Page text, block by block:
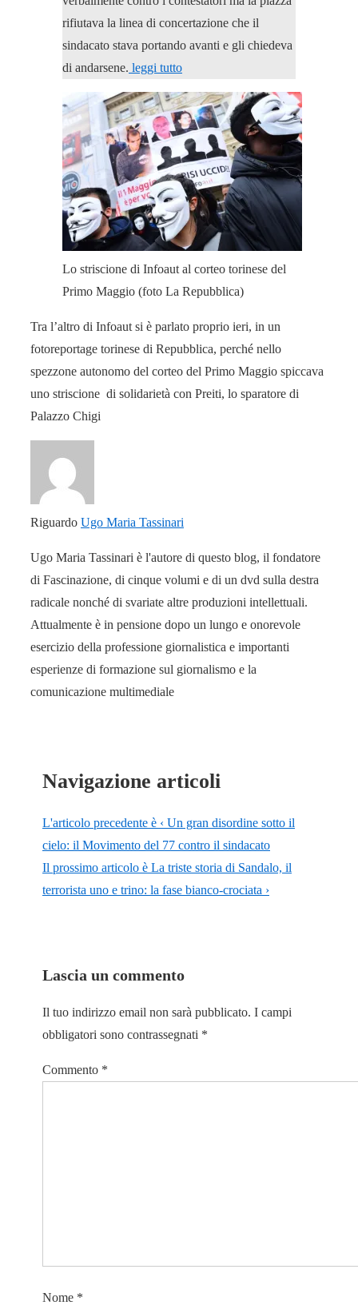
rifiutava la linea di concertazione che il
sindacato stava portando avanti e gli chiedeva
di andarsene. leggi tutto
Lo striscione di Infoaut al corteo torinese del
Primo Maggio (foto La Repubblica)
Tra l’altro di Infoaut si è parlato proprio ieri, in un
fotoreportage torinese di Repubblica, perché nello
spezzone autonomo del corteo del Primo Maggio spiccava
uno striscione di solidarietà con Preiti, lo sparatore di
Palazzo Chigi
Riguardo Ugo Maria Tassinari
Ugo Maria Tassinari è l'autore di questo blog, il fondatore
di Fascinazione, di cinque volumi e di un dvd sulla destra
radicale nonché di svariate altre produzioni intellettuali.
Attualmente è in pensione dopo un lungo e onorevole
esercizio della professione giornalistica e importanti
esperienze di formazione sul giornalismo e la
comunicazione multimediale
Navigazione articoli
L'articolo precedente è ‹ Un gran disordine sotto il
cielo: il Movimento del 77 contro il sindacato
Il prossimo articolo è La triste storia di Sandalo, il
terrorista uno e trino: la fase bianco-crociata ›
Lascia un commento
Il tuo indirizzo email non sarà pubblicato. I campi
obbligatori sono contrassegnati *
Commento *
Nome *